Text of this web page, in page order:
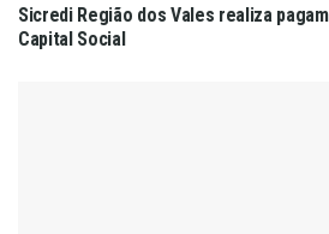
Sicredi Região dos Vales realiza
Capital Social